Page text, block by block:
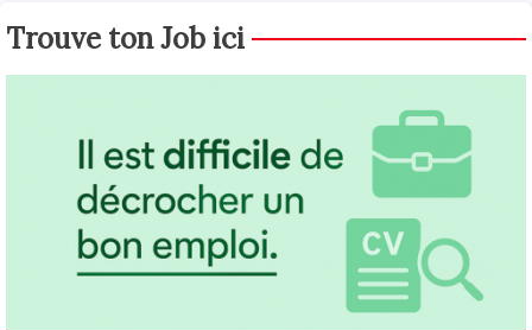
Trouve ton Job ici